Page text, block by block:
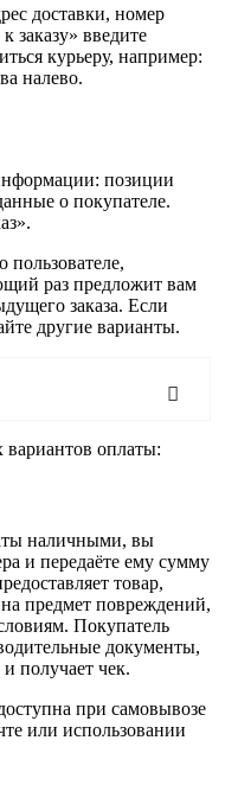
доставки, номер
заказу» введите
курьеру, например:
налево.
позиции
о покупателе.
раз предложит вам
заказа. Если
другие варианты.
оплаты:
наличными, вы
и передаёте ему сумму
товар,
предмет повреждений,
Покупатель
документы,
получает чек.
при самовывозе
или использовании